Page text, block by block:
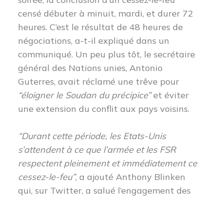
censé débuter à minuit, mardi, et durer 72
heures. C’est le résultat de 48 heures de
négociations, a-t-il expliqué dans un
communiqué. Un peu plus tôt, le secrétaire
général des Nations unies, Antonio
Guterres, avait réclamé une trêve pour
“éloigner le Soudan du précipice”et éviter
une extension du conflit aux pays voisins.
“Durant cette période, les Etats-Unis
s’attendent à ce que l’armée et les FSR
respectent pleinement et immédiatement ce
cessez-le-feu”, a ajouté Anthony Blinken
qui,sur Twitter, a salué l’engagement des